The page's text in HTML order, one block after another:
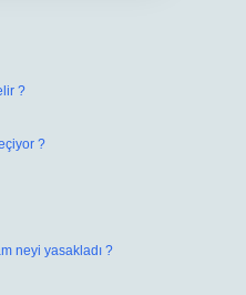
?
?
neyi yasakladı ?